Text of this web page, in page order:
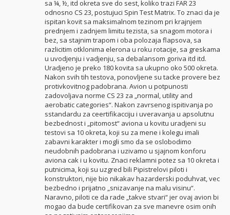
sa ¼, ½, itd okreta sve do sest, koliko trazi FAR 23
odnosno CS 23, postujuci Spin Test Matrix. To znaci da je
ispitan kovit sa maksimalnom tezinom pri krajnjem
prednjem i zadnjem limitu tezista, sa snagom motora i
bez, sa stajnim trapom i oba polozaja flapsova, sa
razlicitim otklonima elerona u roku rotacije, sa greskama
u uvodjenju i vadjenju, sa debalansom goriva itd itd.
Uradjeno je preko 180 kovita sa ukupno oko 500 okreta.
Nakon svih tih testova, ponovljene su tacke provere bez
protivkovitnog padobrana. Avion u potpunosti
zadovoljava norme CS 23 za „normal, utility and
aerobatic categories“. Nakon zavrsenog ispitivanja po
sstandardu za ceertifikacciju i uveravanja u apsolutnu
bezbednost i „pitomost“ aviona u kovitu uradjeni su
testovi sa 10 okreta, koji su za mene i kolegu imali
zabavni karakter i mogli smo da se oslobodimo
neudobnih padobrana i uzivamo u sjajnom konforu
aviona cak i u kovitu. Znaci reklamni potez sa 10 okreta i
putnicima, koji su uzgred bili Pipistrelovi piloti i
konstruktori, nije bio nikakav hazarderski poduhvat, vec
bezbedno i prijatno „snizavanje na malu visinu“.
Naravno, piloti ce da rade „takve stvari“ jer ovaj avion bi
mogao da bude certifikovan za sve manevre osim onih